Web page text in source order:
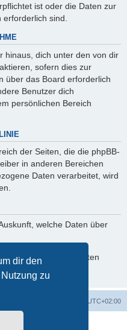
dir den
zu
ist oder die Daten zur
sind.
hinaus, dich unter den von dir
sofern dies zur
über das Board erforderlich
Benutzer dich
persönlichen Bereich
der Seiten, die die phpBB-
in anderen Bereichen
Daten verarbeitet, wird
welche Daten über
Sperrung deiner Daten
Betreiber.
UTC+02:00
© phpBB Limited